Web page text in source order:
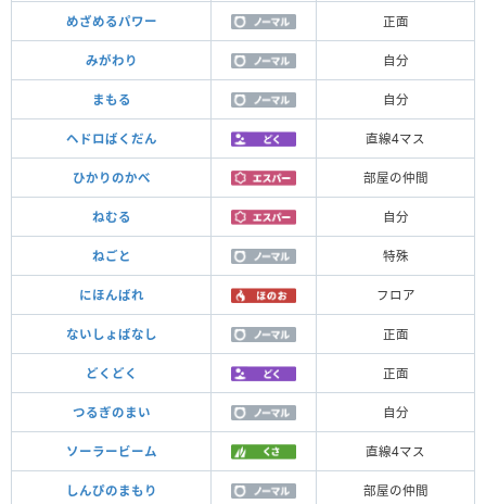
めざめるパワー 正面
みがわり 自分
まもる 自分
ヘドロばくだん 直線4マス
ひかりのかべ 部屋の仲間
ねむる 自分
ねごと 特殊
にほんばれ フロア
ないしょばなし 正面
どくどく 正面
つるぎのまい 自分
ソーラービーム 直線4マス
しんぴのまもり 部屋の仲間